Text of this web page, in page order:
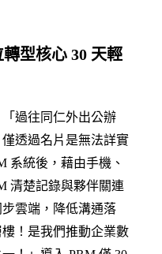
型核心 30 天輕
過往同仁外出公辦
透過名片是無法詳實
系統後，藉由手機、
清楚記錄與夥伴關連
雲端，降低溝通落
！是我們推動企業數